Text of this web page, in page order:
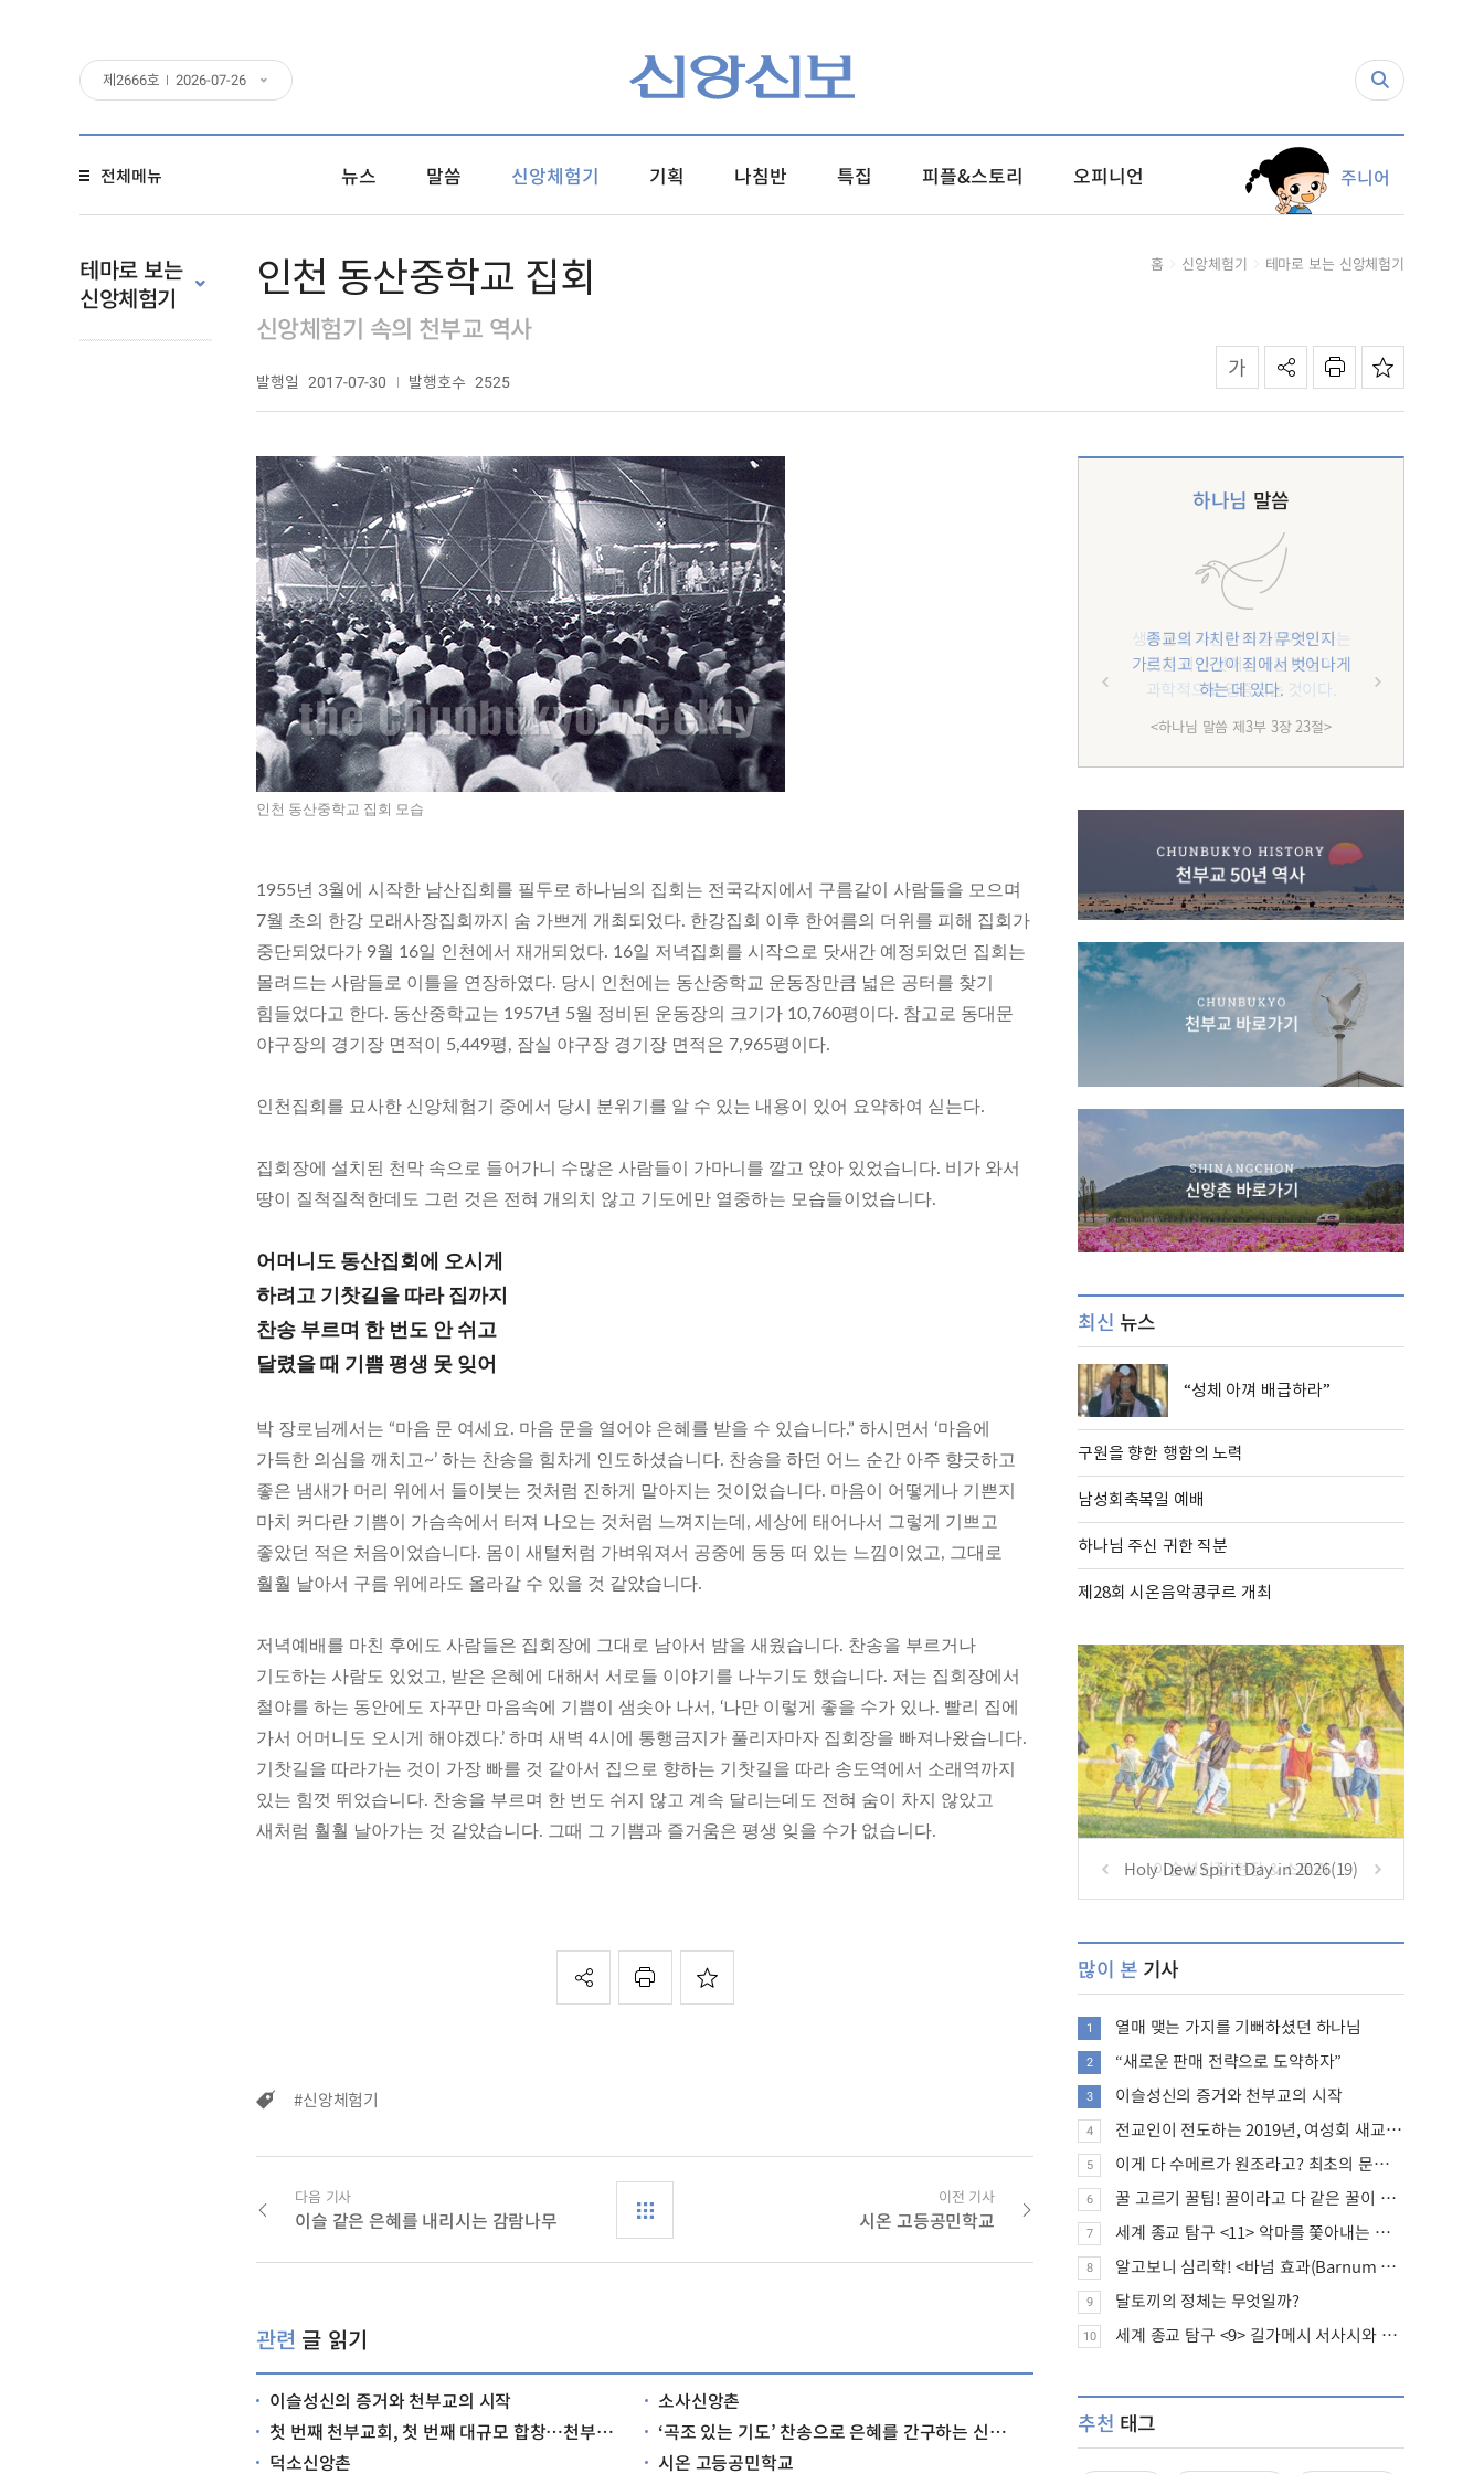
제 2666호 2026-07-26
전체메뉴 뉴스 말씀 신앙체험기 기획 나침반 특집 피플&스토리 오피니언 주니어
테마로 보는
신앙체험기
인천 동산중학교 집회
신앙체험기 속의 천부교 역사
발행일 2017-07-30 발행호수 2525
홈 신앙체험기 테마로 보는 신앙체험기
인천 동산중학교 집회 모습
1955년 3월에 시작한 남산집회를 필두로 하나님의 집회는 전국각지에서 구름같이 사람들을 모으며
7월 초의 한강 모래사장집회까지 숨 가쁘게 개최되었다. 한강집회 이후 한여름의 더위를 피해 집회가
중단되었다가 9월 16일 인천에서 재개되었다. 16일 저녁집회를 시작으로 닷새간 예정되었던 집회는
몰려드는 사람들로 이틀을 연장하였다. 당시 인천에는 동산중학교 운동장만큼 넓은 공터를 찾기
힘들었다고 한다. 동산중학교는 1957년 5월 정비된 운동장의 크기가 10,760평이다. 참고로 동대문
야구장의 경기장 면적이 5,449평, 잠실 야구장 경기장 면적은 7,965평이다.
인천집회를 묘사한 신앙체험기 중에서 당시 분위기를 알 수 있는 내용이 있어 요약하여 싣는다.
집회장에 설치된 천막 속으로 들어가니 수많은 사람들이 가마니를 깔고 앉아 있었습니다. 비가 와서
땅이 질척질척한데도 그런 것은 전혀 개의치 않고 기도에만 열중하는 모습들이었습니다.
어머니도 동산집회에 오시게
하려고 기찻길을 따라 집까지
찬송 부르며 한 번도 안 쉬고
달렸을 때 기쁨 평생 못 잊어
박 장로님께서는 “마음 문 여세요. 마음 문을 열어야 은혜를 받을 수 있습니다.” 하시면서 ‘마음에
가득한 의심을 깨치고~’ 하는 찬송을 힘차게 인도하셨습니다. 찬송을 하던 어느 순간 아주 향긋하고
좋은 냄새가 머리 위에서 들이붓는 것처럼 진하게 맡아지는 것이었습니다. 마음이 어떻게나 기쁜지
마치 커다란 기쁨이 가슴속에서 터져 나오는 것처럼 느껴지는데, 세상에 태어나서 그렇게 기쁘고
좋았던 적은 처음이었습니다. 몸이 새털처럼 가벼워져서 공중에 둥둥 떠 있는 느낌이었고, 그대로
훨훨 날아서 구름 위에라도 올라갈 수 있을 것 같았습니다.
저녁예배를 마친 후에도 사람들은 집회장에 그대로 남아서 밤을 새웠습니다. 찬송을 부르거나
기도하는 사람도 있었고, 받은 은혜에 대해서 서로들 이야기를 나누기도 했습니다. 저는 집회장에서
철야를 하는 동안에도 자꾸만 마음속에 기쁨이 샘솟아 나서, ‘나만 이렇게 좋을 수가 있나. 빨리 집에
가서 어머니도 오시게 해야겠다.’ 하며 새벽 4시에 통행금지가 풀리자마자 집회장을 빠져나왔습니다.
기찻길을 따라가는 것이 가장 빠를 것 같아서 집으로 향하는 기찻길을 따라 송도역에서 소래역까지
있는 힘껏 뛰었습니다. 찬송을 부르며 한 번도 쉬지 않고 계속 달리는데도 전혀 숨이 차지 않았고
새처럼 훨훨 날아가는 것 같았습니다. 그때 그 기쁨과 즐거움은 평생 잊을 수가 없습니다.
#신앙체험기
다음 기사
이슬 같은 은혜를 내리시는 감람나무
이전 기사
시온 고등공민학교
관련 글 읽기
이슬성신의 증거와 천부교의 시작
소사신앙촌
첫 번째 천부교회, 첫 번째 대규모 합창…천부교 역사 속의 특별한 12월
‘곡조 있는 기도’ 찬송으로 은혜를 간구하는 신앙생활
덕소신앙촌
시온 고등공민학교
하나님 말씀
종교의 가치란 죄가 무엇인지
가르치고 인간이 죄에서 벗어나게
하는 데 있다.
<하나님 말씀 제3부 3장 23절>
최신 뉴스
“성체 아껴 배급하라”
구원을 향한 행함의 노력
남성회축복일 예배
하나님 주신 귀한 직분
제28회 시온음악콩쿠르 개최
Holy Dew Spirit Day in 2026(19)
많이 본 기사
1 열매 맺는 가지를 기뻐하셨던 하나님
2 “새로운 판매 전략으로 도약하자”
3 이슬성신의 증거와 천부교의 시작
4 전교인이 전도하는 2019년, 여성회 새교인 증가 추세
5 이게 다 수메르가 원조라고? 최초의 문명, 수메르는 어떤 문명이었을까?
6 꿀 고르기 꿀팁! 꿀이라고 다 같은 꿀이 아니다!
7 세계 종교 탐구 <11> 악마를 쫓아내는 의식의 뿌리에 대하여
8 알고보니 심리학! <바넘 효과(Barnum effect)>
9 달토끼의 정체는 무엇일까?
10 세계 종교 탐구 <9> 길가메시 서사시와 성경에 대하여
추천 태그